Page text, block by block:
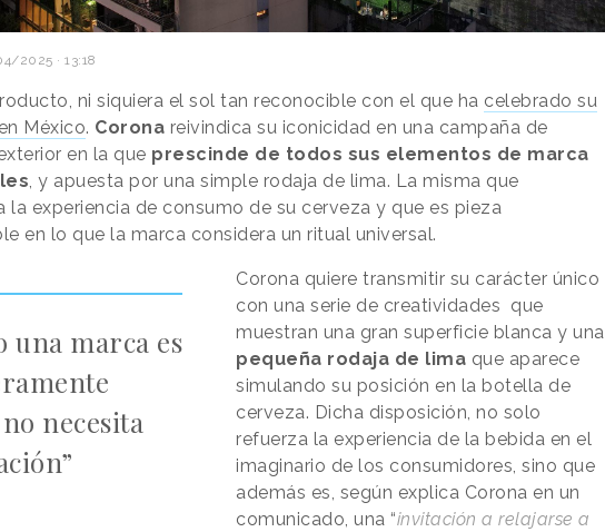
2025 · 13:18
ni siquiera el sol tan reconocible con el que ha celebrado su
México. Corona reivindica su iconicidad en una campaña de
en la que prescinde de todos sus elementos de marca
, y apuesta por una simple rodaja de lima. La misma que
la experiencia de consumo de su cerveza y que es pieza
en lo que la marca considera un ritual universal.
una marca es
necesita
Corona quiere transmitir su carácter único
con una serie de creatividades que
muestran una gran superficie blanca y una
pequeña rodaja de lima que aparece
simulando su posición en la botella de
cerveza. Dicha disposición, no solo
refuerza la experiencia de la bebida en el
imaginario de los consumidores, sino que
además es, según explica Corona en un
comunicado, una “invitación a relajarse a